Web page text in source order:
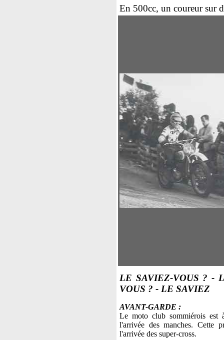
En 500cc, un coureur sur
LE SAVIEZ-VOUS ? -
VOUS ? - LE SAVIEZ
AVANT-GARDE :
Le moto club sommiérois est
l'arrivée des manches. Cette
l'arrivée des super-cross.